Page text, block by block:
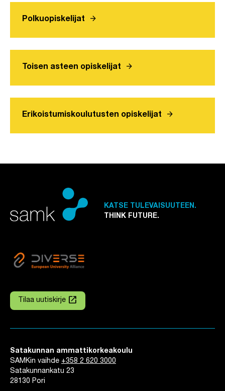
Polkuopiskelijat arrow_forward
Toisen asteen opiskelijat arrow_forward
Erikoistumiskoulutusten opiskelijat arrow_forward
KATSE TULEVAISUUTEEN.
THINK FUTURE.
Tilaa uutiskirje
Linkki avautuu uuteen välilehteen
launch
Satakunnan ammattikorkeakoulu
SAMKin vaihde +358 2 620 3000
Satakunnankatu 23
28130 Pori